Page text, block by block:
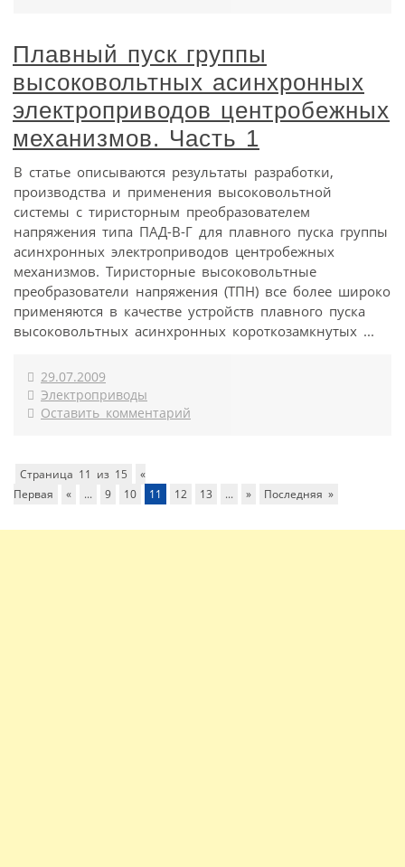
Плавный пуск группы
высоковольтных асинхронных
электроприводов центробежных
механизмов. Часть 1
В статье описываются результаты разработки,
производства и применения высоковольтной
системы с тиристорным преобразователем
напряжения типа ПАД-В-Г для плавного пуска группы
асинхронных электроприводов центробежных
механизмов. Тиристорные высоковольтные
преобразователи напряжения (ТПН) все более широко
применяются в качестве устройств плавного пуска
высоковольтных асинхронных короткозамкнутых ...
29.07.2009
Электроприводы
Оставить комментарий
Страница 11 из 15
«
Первая
« ... 9 10 11 12 13 ... » Последняя »